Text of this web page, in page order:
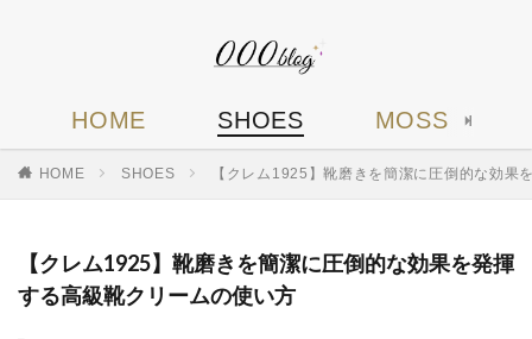
HOME SHOES MOSS
HOME SHOES 【クレム1925】靴磨きを簡潔に圧倒的な効果
【クレム1925】靴磨きを簡潔に圧倒的な効果を発揮
する高級靴クリームの使い方